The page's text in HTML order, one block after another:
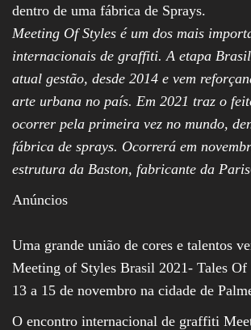
dentro de uma fábrica de Sprays.
Meeting Of Styles é um dos mais
internacionais de graffiti. A etapa
atual gestão, desde 2014 e vem
arte urbana no país. Em 2021 traz o
ocorrer pela primeira vez no mundo,
fábrica de sprays. Ocorrerá em
estrutura da Baston, fabricante da
Anúncios
Uma grande união de cores e talentos
Meeting of Styles Brasil 2021- Tales
13 a 15 de novembro na cidade de
O encontro internacional de graffiti